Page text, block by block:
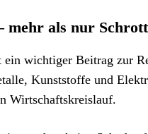
mehr als nur Schrott
ein wichtiger Beitrag zur
Kunststoffe und
Wirtschaftskreislauf.